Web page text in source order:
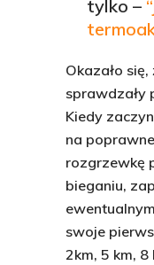
tylko –
Okazało
sprawdzały
Kiedy
na
rozgrzewkę
bieganiu,
swoje
2km, 5 km, 8